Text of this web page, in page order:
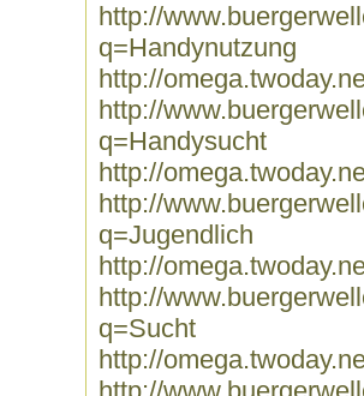
http://
q=Handynutzung
http://
http://
q=Handysucht
http://
http://
q=Jugendlich
http://
http://
q=Sucht
http://